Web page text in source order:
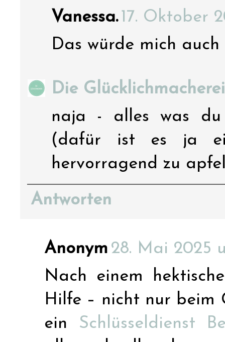
Vanessa. 17. Oktober
Das würde mich
Die Glücklichmacherei
naja - alles was
(dafür ist es ja
hervorragend zu
Antworten
Anonym 28. Mai 2025
Nach einem
Hilfe – nicht nur beim
ein Schlüsseldienst